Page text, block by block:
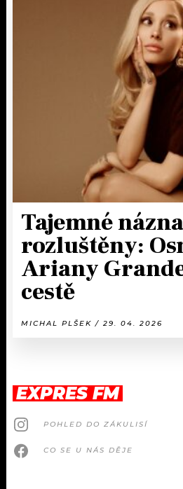
Tajemné
rozluštěny:
Ariany
cestě
MICHAL PLŠEK / 29. 04. 2026
EXPRES FM
POHLED DO ZÁKULISÍ
CO SE U NÁS DĚJE